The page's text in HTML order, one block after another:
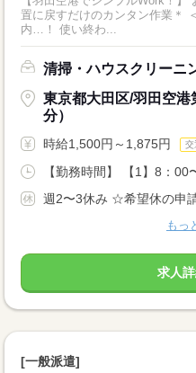
置に戻すだけのカンタン作業＊ ＜具体的には＞ 働く場所は羽田空港
内…！ 使い終わ...
清掃・ハウスクリーニ
東京都大田区/羽田空
分）
時給1,500円～1,875円 交
【勤務時間】 【1】8：00
週2〜3休み ☆希望休の申
もっ
求人
[一般派遣]